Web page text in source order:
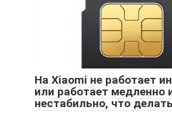
На Xiaomi не работает
или работает медленно
нестабильно, что